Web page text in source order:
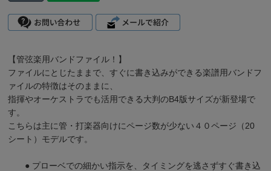
【管弦楽用バンドファイル！】
ファイルにとじたままで、すぐに書き込みができる楽譜用バンドフ
ァイルの特徴はそのままに、
指揮やオーケストラでも活用できる大判のB4版サイズが新登場で
す。
こちらは主に管・打楽器向けにページ数が少ない４０ページ（20
シート）モデルです。
● プローベでの細かい指示を、タイミングを逃さずすぐ書き込